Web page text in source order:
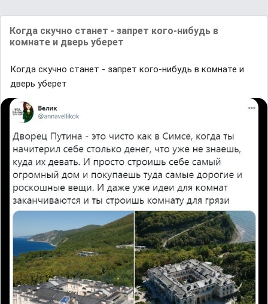
Когда скучно станет - запрет кого-нибудь в
комнате и дверь уберет
Когда скучно станет - запрет кого-нибудь в комнате и
дверь уберет